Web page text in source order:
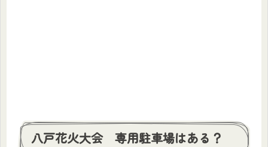
八戸花火大会 専用駐車場はある？